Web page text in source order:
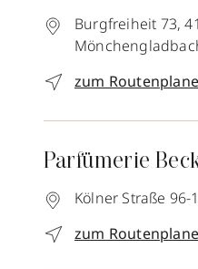
Burgfreiheit 73,
zum
Parfümerie
Kölner Straße 96-
zum